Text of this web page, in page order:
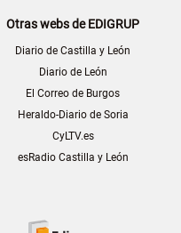
Otras webs de EDIGRUP
Diario de Castilla y León
Diario de León
El Correo de Burgos
Heraldo-Diario de Soria
CyLTV.es
esRadio Castilla y León